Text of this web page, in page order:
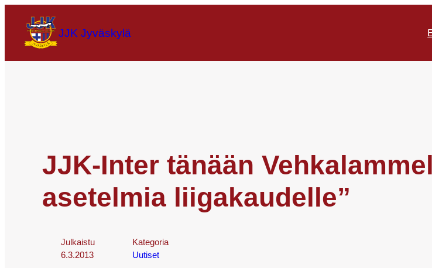
JJK Jyväskylä
JJK-Inter tänään
asetelmia liigakaudelle”
Julkaistu
6.3.2013
Kategoria
Uutiset